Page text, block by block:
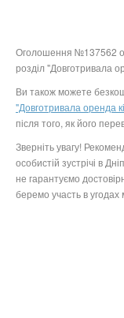
Оголошення №137562
розділ "Довготривала
Ви також можете
"Довготривала оренда
після того, як його
Зверніть увагу!
особистій зустрічі в
не гарантуємо
беремо участь в